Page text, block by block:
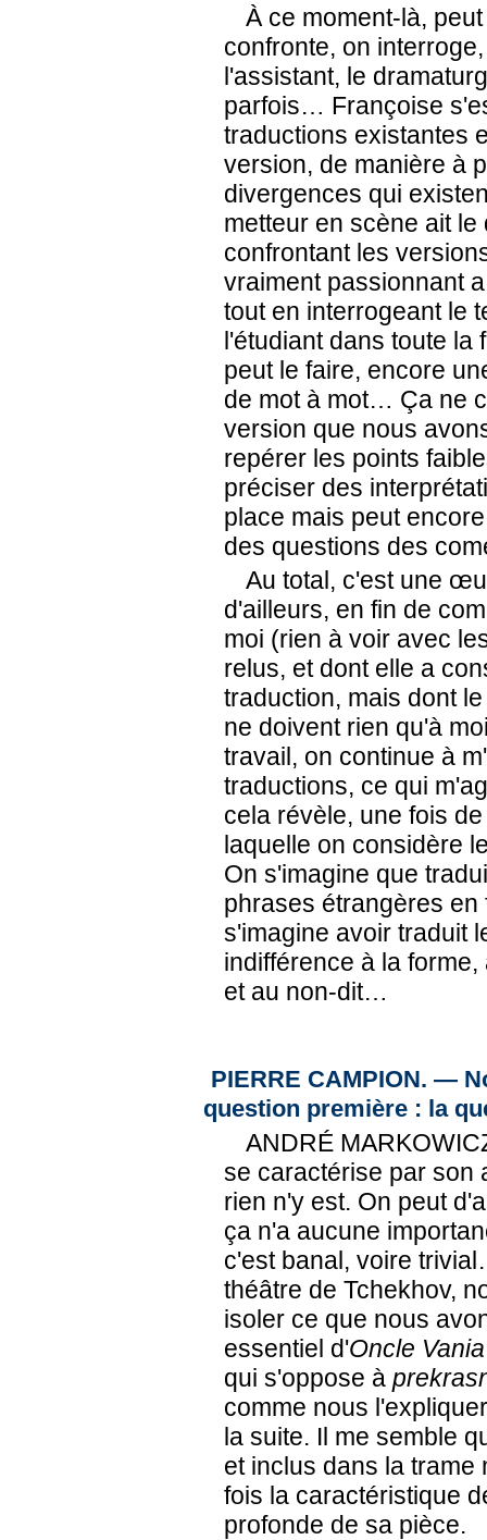
À ce moment-là,
confronte, on
l'assistant, le
parfois… Françoise
traductions existantes
version, de manière à
divergences qui
metteur en scène ait
confrontant les
vraiment passionnant
tout en interrogeant le
l'étudiant dans toute
peut le faire, encore
de mot à mot… Ça ne
version que nous
repérer les points
préciser des
place mais peut
des questions des
Au total, c'est une
d'ailleurs, en fin de
moi (rien à voir avec
relus, et dont elle a
traduction, mais dont
ne doivent rien qu'à
travail, on continue à
traductions, ce qui
cela révèle, une fois
laquelle on considère
On s'imagine que
phrases étrangères
s'imagine avoir traduit
indifférence à la
et au non-dit…
PIERRE CAMPION. —
question première : la
ANDRÉ
se caractérise par son
rien n'y est. On peut
ça n'a aucune
c'est banal, voire
théâtre de Tchekhov,
isoler ce que nous
essentiel d'Oncle Vania
qui s'oppose à
comme nous
la suite. Il me semble
et inclus dans la trame
fois la caractéristique
profonde de sa pièce.